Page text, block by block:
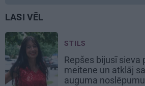
LASI VĒL
STILS
Repšes bijusī sieva
meitene un atklāj
auguma noslēpumu